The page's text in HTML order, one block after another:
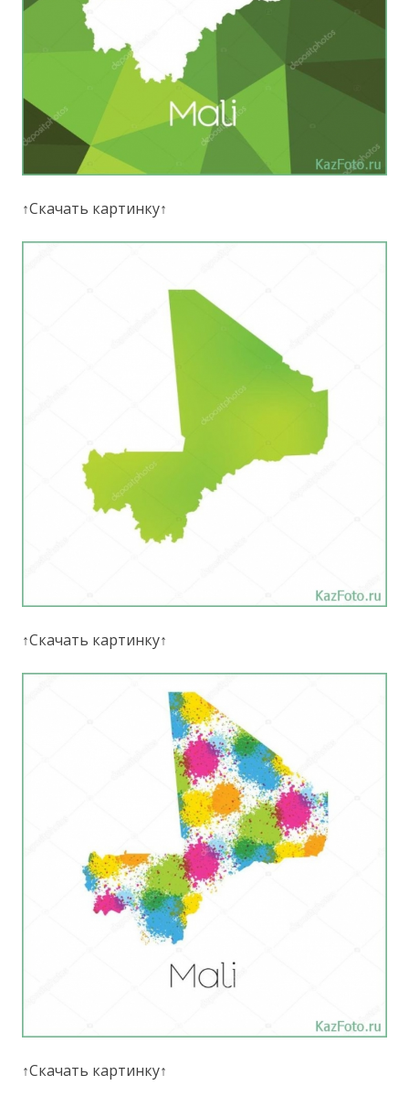
↑Скачать картинку↑
↑Скачать картинку↑
↑Скачать картинку↑